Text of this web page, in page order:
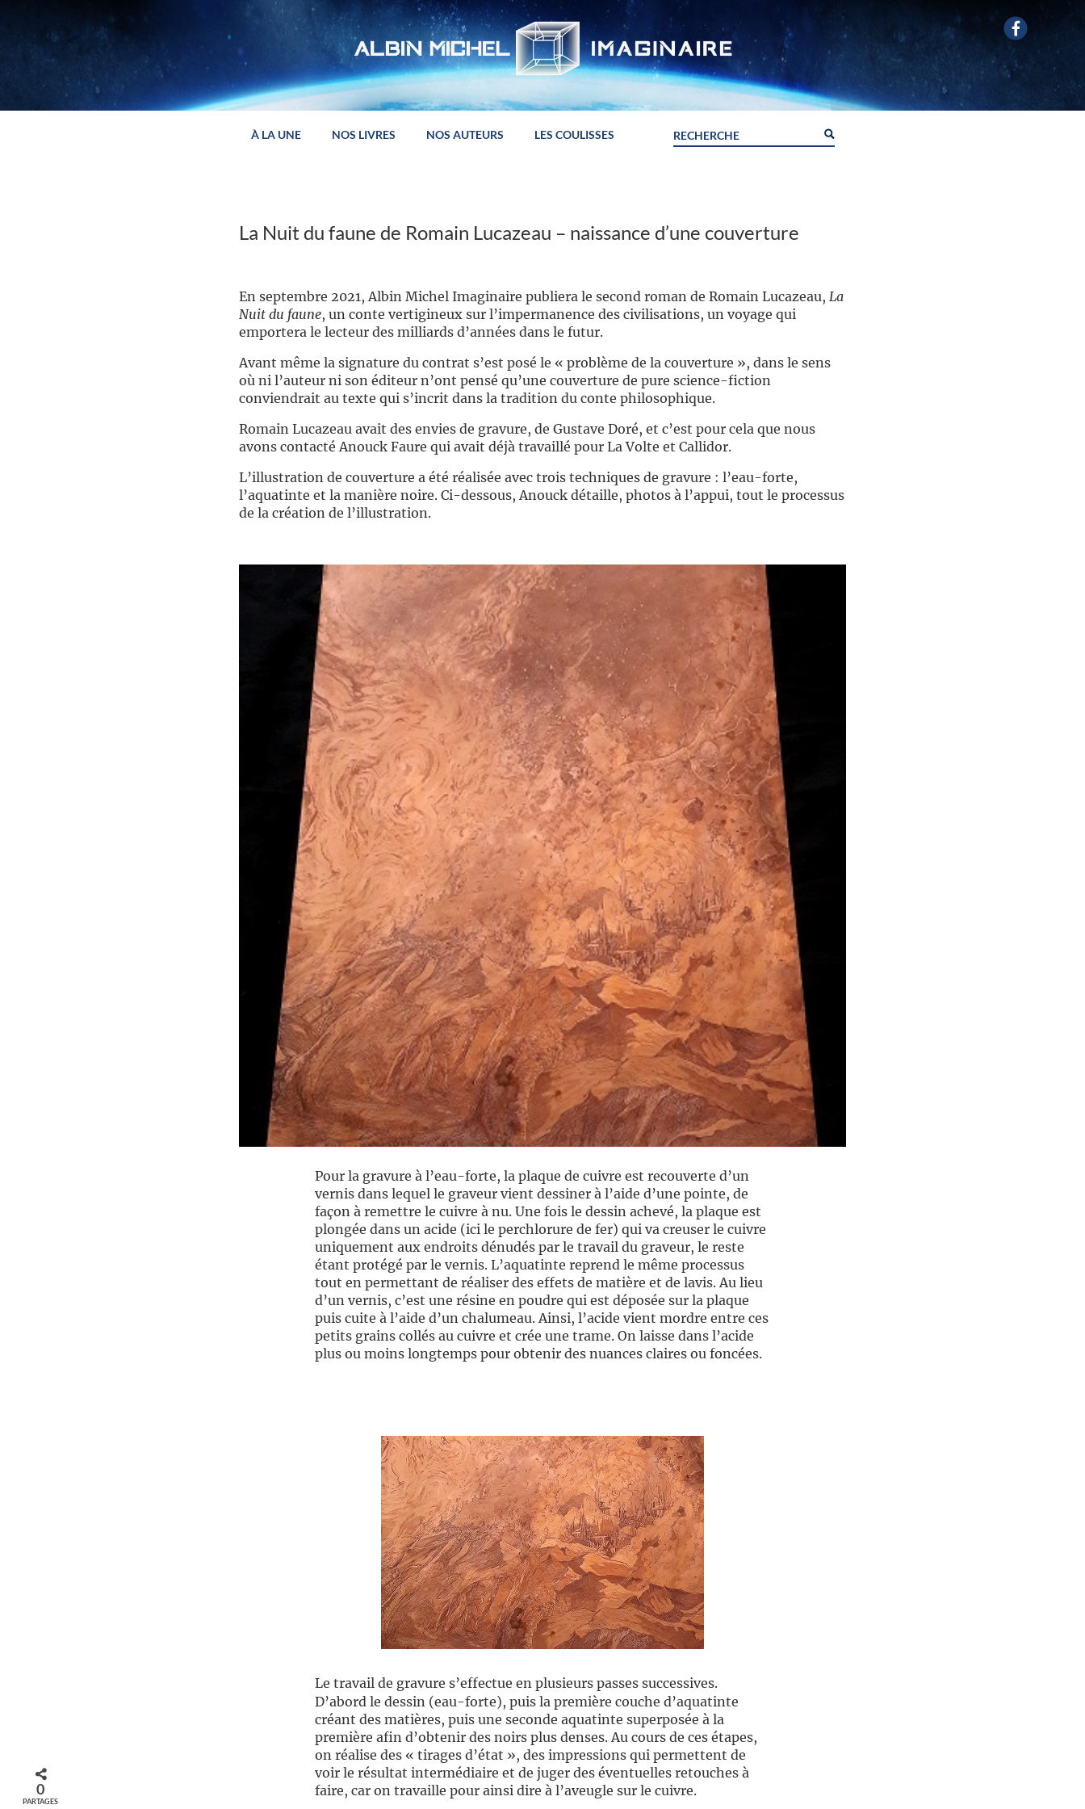
À LA UNE NOS LIVRES NOS AUTEURS LES COULISSES
La Nuit du faune de Romain Lucazeau – naissance d’une couverture
En septembre 2021, Albin Michel Imaginaire publiera le second roman de Romain Lucazeau, La
Nuit du faune, un conte vertigineux sur l’impermanence des civilisations, un voyage qui
emportera le lecteur des milliards d’années dans le futur.
Avant même la signature du contrat s’est posé le « problème de la couverture », dans le sens
où ni l’auteur ni son éditeur n’ont pensé qu’une couverture de pure science-fiction
conviendrait au texte qui s’incrit dans la tradition du conte philosophique.
Romain Lucazeau avait des envies de gravure, de Gustave Doré, et c’est pour cela que nous
avons contacté Anouck Faure qui avait déjà travaillé pour La Volte et Callidor.
L’illustration de couverture a été réalisée avec trois techniques de gravure : l’eau-forte,
l’aquatinte et la manière noire. Ci-dessous, Anouck détaille, photos à l’appui, tout le processus
de la création de l’illustration.
Pour la gravure à l’eau-forte, la plaque de cuivre est recouverte d’un
vernis dans lequel le graveur vient dessiner à l’aide d’une pointe, de
façon à remettre le cuivre à nu. Une fois le dessin achevé, la plaque est
plongée dans un acide (ici le perchlorure de fer) qui va creuser le cuivre
uniquement aux endroits dénudés par le travail du graveur, le reste
étant protégé par le vernis. L’aquatinte reprend le même processus
tout en permettant de réaliser des effets de matière et de lavis. Au lieu
d’un vernis, c’est une résine en poudre qui est déposée sur la plaque
puis cuite à l’aide d’un chalumeau. Ainsi, l’acide vient mordre entre ces
petits grains collés au cuivre et crée une trame. On laisse dans l’acide
plus ou moins longtemps pour obtenir des nuances claires ou foncées.
Le travail de gravure s’effectue en plusieurs passes successives.
D’abord le dessin (eau-forte), puis la première couche d’aquatinte
créant des matières, puis une seconde aquatinte superposée à la
première afin d’obtenir des noirs plus denses. Au cours de ces étapes,
on réalise des « tirages d’état », des impressions qui permettent de
voir le résultat intermédiaire et de juger des éventuelles retouches à
faire, car on travaille pour ainsi dire à l’aveugle sur le cuivre.
0
PARTAGES